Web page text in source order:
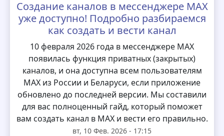
Создание каналов в мессенджере MAX
уже доступно! Подробно разбираемся
как создать и вести канал
10 февраля 2026 года в мессенджере MAX
появилась функция приватных (закрытых)
каналов, и она доступна всем пользователям
MAX из России и Беларуси, если приложение
обновлено до последней версии. Мы составили
для вас полноценный гайд, который поможет
вам создать канал в MAX и вести его правильно.
вт, 10 Фев. 2026 - 17:15